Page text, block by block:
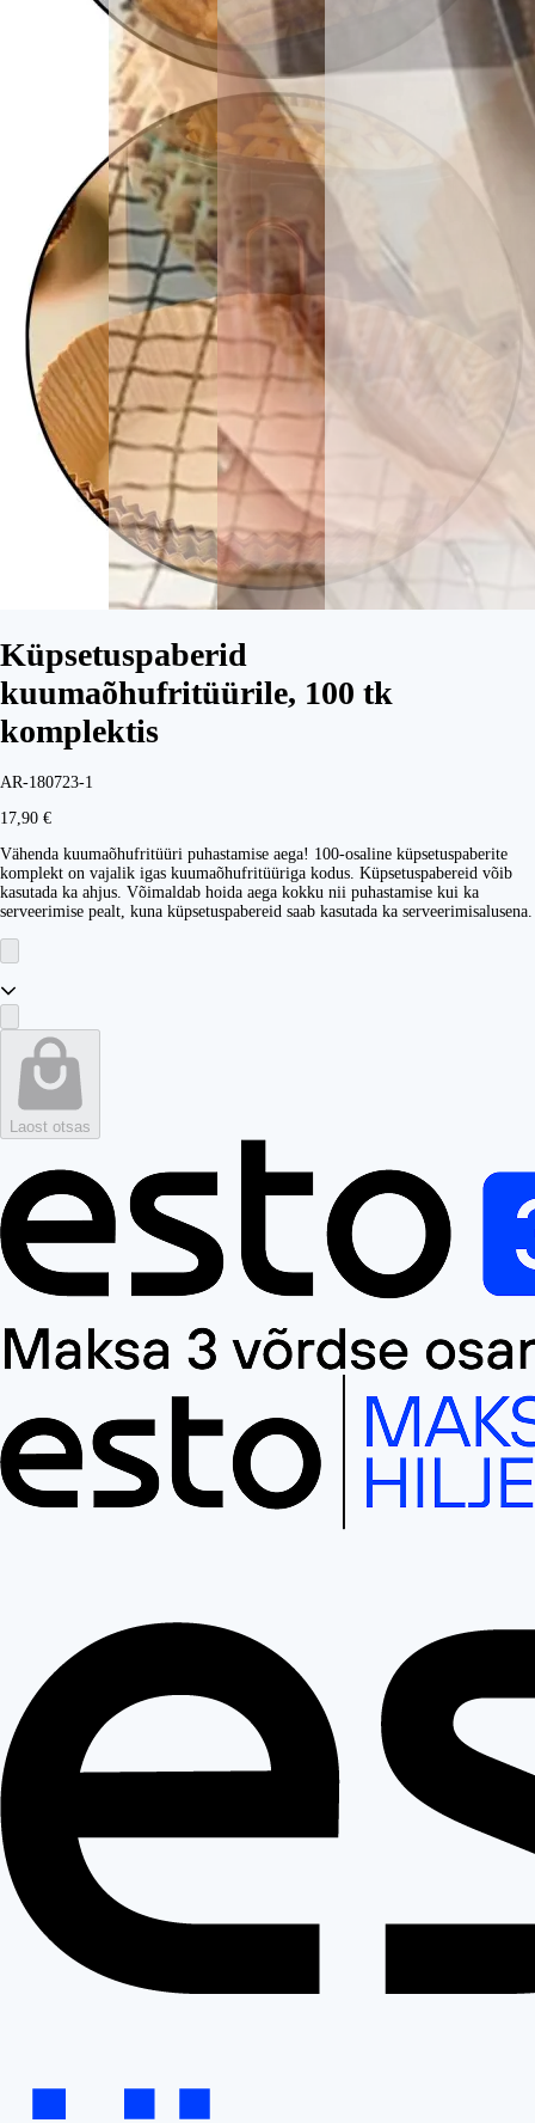
Küpsetuspaberid
kuumaõhufritüürile, 100 tk
komplektis
AR-180723-1
17,90 €
Vähenda kuumaõhufritüüri puhastamise aega! 100-osaline küpsetuspaberite
komplekt on vajalik igas kuumaõhufritüüriga kodus. Küpsetuspabereid võib
kasutada ka ahjus. Võimaldab hoida aega kokku nii puhastamise kui ka
serveerimise pealt, kuna küpsetuspabereid saab kasutada ka serveerimisalusena.
Laost otsas